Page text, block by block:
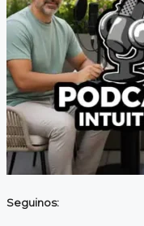
Seguinos: